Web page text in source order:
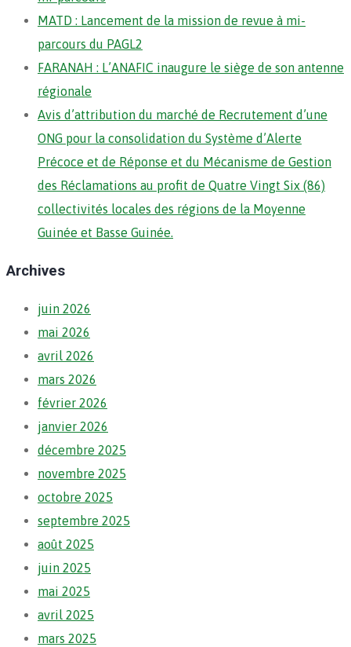
MATD : Lancement de la mission de revue à mi-
parcours du PAGL2
FARANAH : L’ANAFIC inaugure le siège de son antenne
régionale
Avis d’attribution du marché de Recrutement d’une
ONG pour la consolidation du Système d’Alerte
Précoce et de Réponse et du Mécanisme de Gestion
des Réclamations au profit de Quatre Vingt Six (86)
collectivités locales des régions de la Moyenne
Guinée et Basse Guinée.
Archives
juin 2026
mai 2026
avril 2026
mars 2026
février 2026
janvier 2026
décembre 2025
novembre 2025
octobre 2025
septembre 2025
août 2025
juin 2025
mai 2025
avril 2025
mars 2025